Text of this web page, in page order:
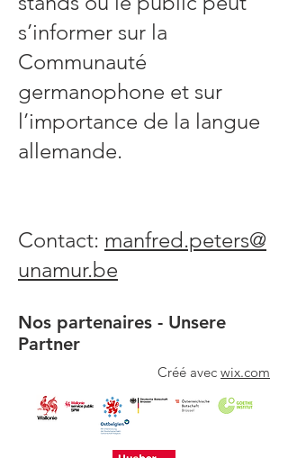
s’informer sur la
Communauté
germanophone et sur
l’importance de la langue
allemande.
Contact: manfred.peters@
unamur.be
Nos partenaires - Unsere
Partner
Créé avec wix.com